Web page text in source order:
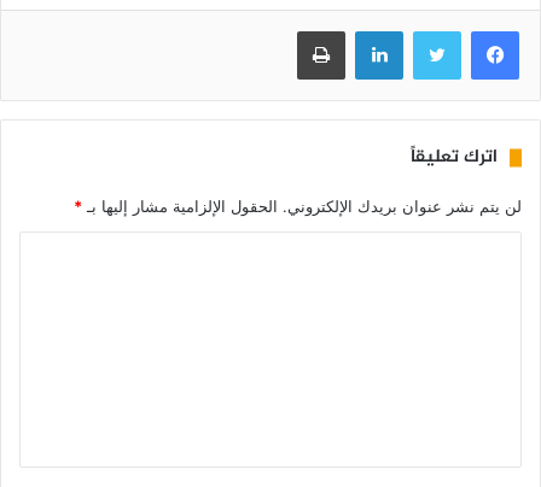
فيسبوك تويتر لينكدإن طباعة
اترك تعليقاً
لن يتم نشر عنوان بريدك الإلكتروني. الحقول الإلزامية مشار إليها بـ *